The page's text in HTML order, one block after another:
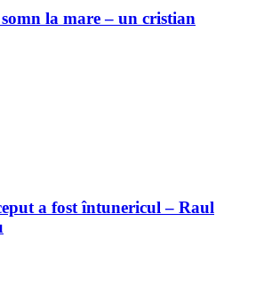
la mare – un cristian
a fost întunericul – Raul